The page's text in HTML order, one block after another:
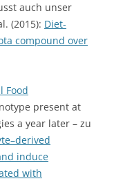
auch unser
(2015): Diet-
compound over
Food
present at
a year later – zu
induce
with